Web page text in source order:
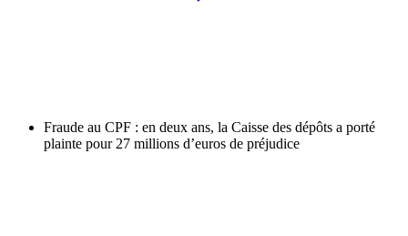
Fraude au CPF : en deux ans, la Caisse des dépôts a porté
plainte pour 27 millions d’euros de préjudice